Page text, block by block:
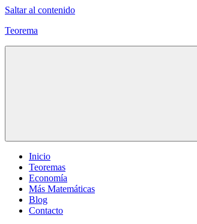
Saltar al contenido
Teorema
Inicio
Teoremas
Economía
Más Matemáticas
Blog
Contacto